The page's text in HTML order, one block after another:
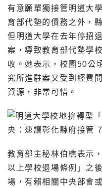
有意願單獨接管明道大
育部代墊的債務之外，
但明道大學在去年停招
案，導致教育部代墊學
收。她表示，校園50公
究所進駐案又受到經費
資源，非常可惜。
教育部主秘林伯樵表示
以上學校退場條例」之
場，有賴相關中央部會